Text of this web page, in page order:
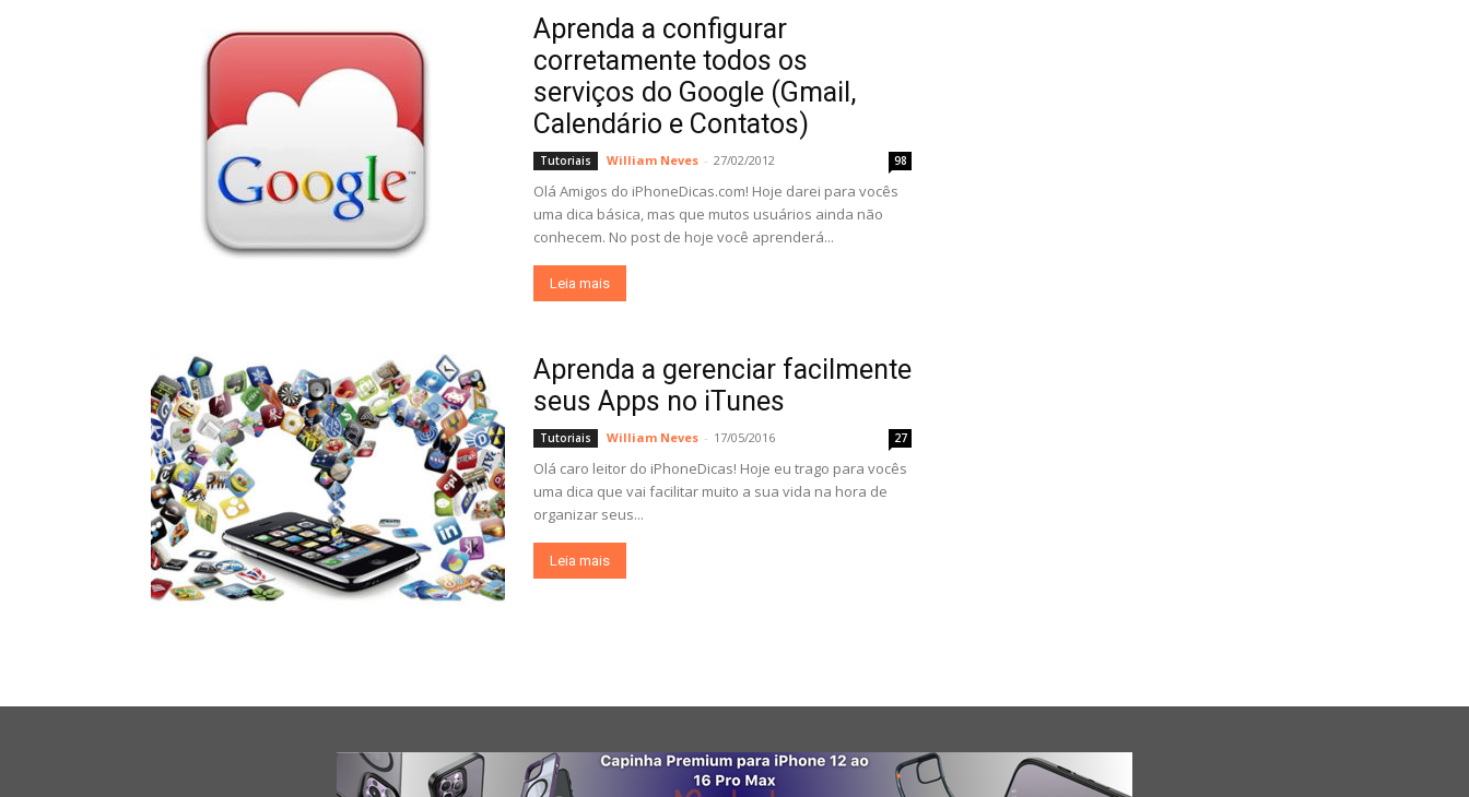
Aprenda a configurar
corretamente todos os
serviços do Google (Gmail,
Calendário e Contatos)
Tutoriais William Neves - 27/02/2012 98
Olá Amigos do iPhoneDicas.com! Hoje darei para vocês
uma dica básica, mas que mutos usuários ainda não
conhecem. No post de hoje você aprenderá...
Leia mais
Aprenda a gerenciar facilmente
seus Apps no iTunes
Tutoriais William Neves - 17/05/2016 27
Olá caro leitor do iPhoneDicas! Hoje eu trago para vocês
uma dica que vai facilitar muito a sua vida na hora de
organizar seus...
Leia mais